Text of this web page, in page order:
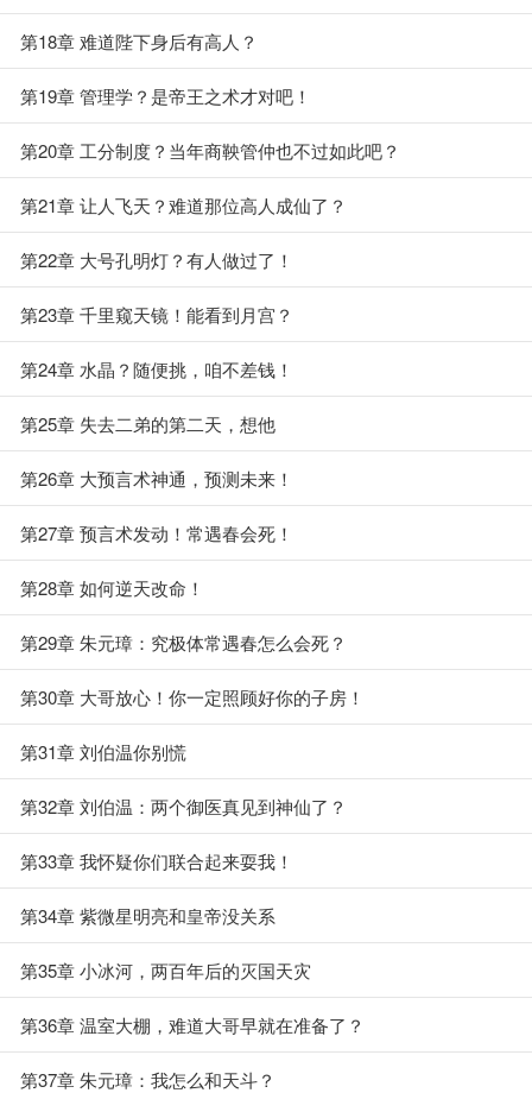
第18章 难道陛下身后有高人？
第19章 管理学？是帝王之术才对吧！
第20章 工分制度？当年商鞅管仲也不过如此吧？
第21章 让人飞天？难道那位高人成仙了？
第22章 大号孔明灯？有人做过了！
第23章 千里窥天镜！能看到月宫？
第24章 水晶？随便挑，咱不差钱！
第25章 失去二弟的第二天，想他
第26章 大预言术神通，预测未来！
第27章 预言术发动！常遇春会死！
第28章 如何逆天改命！
第29章 朱元璋：究极体常遇春怎么会死？
第30章 大哥放心！你一定照顾好你的子房！
第31章 刘伯温你别慌
第32章 刘伯温：两个御医真见到神仙了？
第33章 我怀疑你们联合起来耍我！
第34章 紫微星明亮和皇帝没关系
第35章 小冰河，两百年后的灭国天灾
第36章 温室大棚，难道大哥早就在准备了？
第37章 朱元璋：我怎么和天斗？